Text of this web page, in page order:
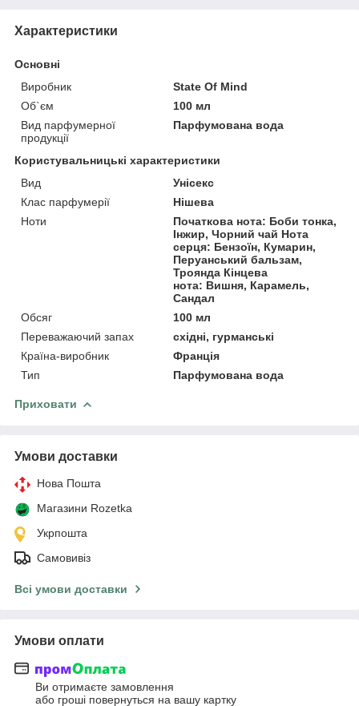
Характеристики
Основні
Виробник
State Of Mind
Об`єм
100 мл
Вид парфумерної
продукції
Парфумована вода
Користувальницькі характеристики
Вид
Унісекс
Клас парфумерії
Нішева
Ноти
Початкова нота: Боби тонка,
Інжир, Чорний чай Нота
серця: Бензоїн, Кумарин,
Перуанський бальзам,
Троянда Кінцева
нота: Вишня, Карамель,
Сандал
Обсяг
100 мл
Переважаючий запах
східні, гурманські
Країна-виробник
Франція
Тип
Парфумована вода
Приховати
Умови доставки
Нова Пошта
Магазини Rozetka
Укрпошта
Самовивіз
Всі умови доставки
Умови оплати
Ви отримаєте замовлення
або гроші повернуться на вашу картку